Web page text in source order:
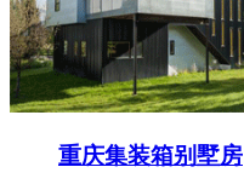
重庆集装箱别墅房